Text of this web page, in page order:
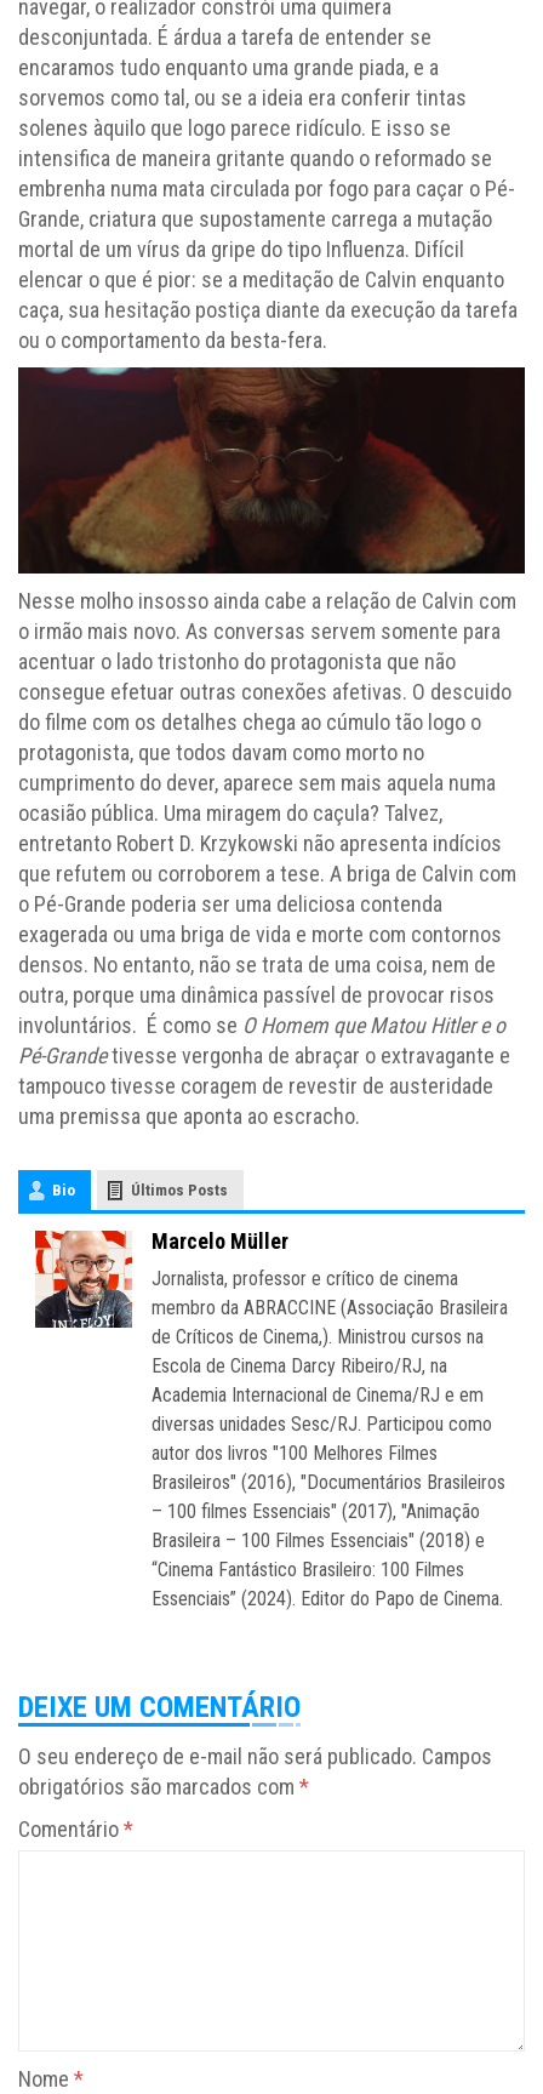
navegar, o realizador constrói uma quimera
desconjuntada. É árdua a tarefa de entender se
encaramos tudo enquanto uma grande piada, e a
sorvemos como tal, ou se a ideia era conferir tintas
solenes àquilo que logo parece ridículo. E isso se
intensifica de maneira gritante quando o reformado se
embrenha numa mata circulada por fogo para caçar o Pé-
Grande, criatura que supostamente carrega a mutação
mortal de um vírus da gripe do tipo Influenza. Difícil
elencar o que é pior: se a meditação de Calvin enquanto
caça, sua hesitação postiça diante da execução da tarefa
ou o comportamento da besta-fera.
Nesse molho insosso ainda cabe a relação de Calvin com
o irmão mais novo. As conversas servem somente para
acentuar o lado tristonho do protagonista que não
consegue efetuar outras conexões afetivas. O descuido
do filme com os detalhes chega ao cúmulo tão logo o
protagonista, que todos davam como morto no
cumprimento do dever, aparece sem mais aquela numa
ocasião pública. Uma miragem do caçula? Talvez,
entretanto Robert D. Krzykowski não apresenta indícios
que refutem ou corroborem a tese. A briga de Calvin com
o Pé-Grande poderia ser uma deliciosa contenda
exagerada ou uma briga de vida e morte com contornos
densos. No entanto, não se trata de uma coisa, nem de
outra, porque uma dinâmica passível de provocar risos
involuntários. É como se O Homem que Matou Hitler e o
Pé-Grandetivesse vergonha de abraçar o extravagante e
tampouco tivesse coragem de revestir de austeridade
uma premissa que aponta ao escracho.
Bio Últimos Posts
Marcelo Müller
Jornalista, professor e crítico de cinema
membro da ABRACCINE (Associação Brasileira
de Críticos de Cinema,). Ministrou cursos na
Escola de Cinema Darcy Ribeiro/RJ, na
Academia Internacional de Cinema/RJ e em
diversas unidades Sesc/RJ. Participou como
autor dos livros "100 Melhores Filmes
Brasileiros" (2016), "Documentários Brasileiros
– 100 filmes Essenciais" (2017), "Animação
Brasileira – 100 Filmes Essenciais" (2018) e
“Cinema Fantástico Brasileiro: 100 Filmes
Essenciais” (2024). Editor do Papo de Cinema.
DEIXE UM COMENTÁRIO
O seu endereço de e-mail não será publicado. Campos
obrigatórios são marcados com *
Comentário*
Nome *